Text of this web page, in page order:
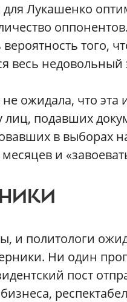
для Лукашенко
того,
весь недовольный
ожидала, что эта
лиц, подавших
в выборах
и
и политологи
Ни один
пост